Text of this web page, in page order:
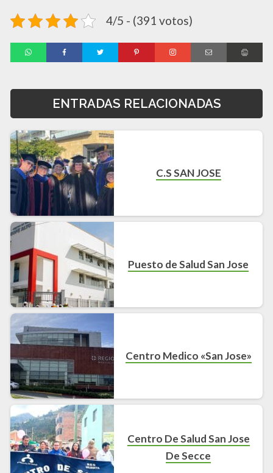
4/5 - (391 votos)
ENTRADAS RELACIONADAS
C.S SAN JOSE
Puesto de Salud San Jose
Centro Medico «San Jose»
Centro De Salud San Jose
De Secce